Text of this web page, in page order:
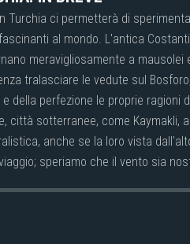
Turchia ci permetterà di
al mondo. L'antica
meravigliosamente a
tralasciare le vedute sul
della perfezione le proprie
città sotterranee, come
anche se la loro vista
speriamo che il vento sia